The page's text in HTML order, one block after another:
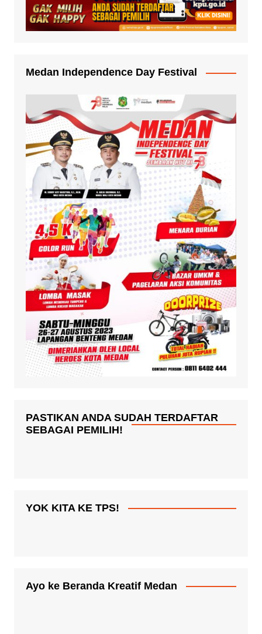
Medan Independence Day Festival
PASTIKAN ANDA SUDAH TERDAFTAR
SEBAGAI PEMILIH!
YOK KITA KE TPS!
Ayo ke Beranda Kreatif Medan